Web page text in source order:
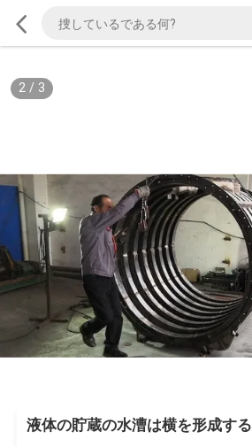
2/ 3
液体の貯蔵の水漕は横を形成する